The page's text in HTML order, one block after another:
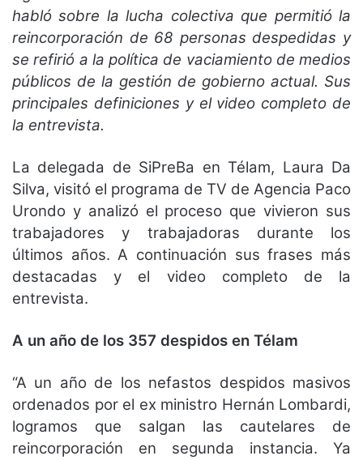
habló sobre la lucha colectiva que permitió la
reincorporación de 68 personas despedidas y
se refirió a la política de vaciamiento de medios
públicos de la gestión de gobierno actual. Sus
principales definiciones y el video completo de
la entrevista.
La delegada de SiPreBa en Télam, Laura Da
Silva, visitó el programa de TV de Agencia Paco
Urondo y analizó el proceso que vivieron sus
trabajadores y trabajadoras durante los
últimos años. A continuación sus frases más
destacadas y el video completo de la
entrevista.
A un año de los 357 despidos en Télam
“A un año de los nefastos despidos masivos
ordenados por el ex ministro Hernán Lombardi,
logramos que salgan las cautelares de
reincorporación en segunda instancia. Ya